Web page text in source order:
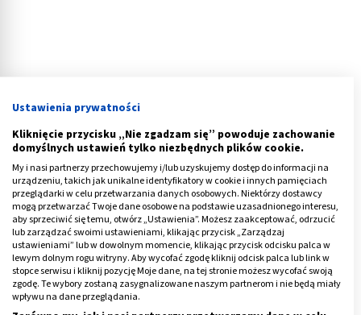
Krwiak nadtwardówkowy
Krwiak nadtwardówkowy (nadoponowy) powstaje w
wyniku wylewu krwi do przestrzeni między kością
czaszki, a oponą twardą i wiąże się z pęknięciem kości
czaszki w okolicy skroniowo-ciemieniowej.
Ustawienia prywatności
Kliknięcie przycisku „Nie zgadzam się” powoduje zachowanie
domyślnych ustawień tylko niezbędnych plików cookie.
My i nasi partnerzy przechowujemy i/lub uzyskujemy dostęp do informacji na
urządzeniu, takich jak unikalne identyfikatory w cookie i innych pamięciach
przeglądarki w celu przetwarzania danych osobowych. Niektórzy dostawcy
mogą przetwarzać Twoje dane osobowe na podstawie uzasadnionego interesu,
aby sprzeciwić się temu, otwórz „Ustawienia”. Możesz zaakceptować, odrzucić
lub zarządzać swoimi ustawieniami, klikając przycisk „Zarządzaj
ustawieniami” lub w dowolnym momencie, klikając przycisk odcisku palca w
lewym dolnym rogu witryny. Aby wycofać zgodę kliknij odcisk palca lub link w
stopce serwisu i kliknij pozycję Moje dane, na tej stronie możesz wycofać swoją
zgodę. Te wybory zostaną zasygnalizowane naszym partnerom i nie będą miały
wpływu na dane przeglądania.